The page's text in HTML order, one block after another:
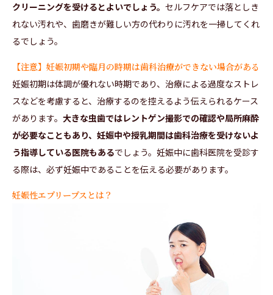
クリーニングを受けるとよいでしょう。 セルフケアでは落としき
れない汚れや、歯磨きが難しい方の代わりに汚れを一掃してくれ
るでしょう。
【注意】妊娠初期や臨月の時期は歯科治療ができない場合がある
妊娠初期は体調が優れない時期であり、治療による過度なストレ
スなどを考慮すると、治療するのを控えるよう伝えられるケース
があります。 大きな虫歯ではレントゲン撮影での確認や局所麻酔
が必要なこともあり、妊娠中や授乳期間は歯科治療を受けないよ
う指導している医院もあるでしょう。妊娠中に歯科医院を受診す
る際は、必ず妊娠中であることを伝える必要があります。
妊娠性エプリープスとは？